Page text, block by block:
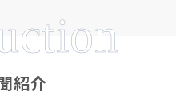
紹介